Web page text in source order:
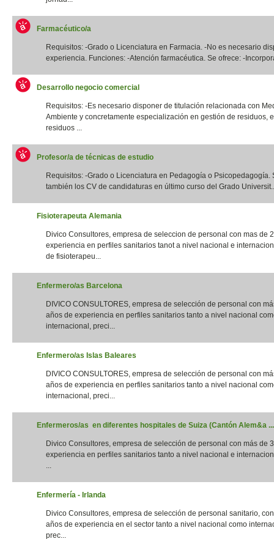
Farmacéutico/a
Requisitos: -Grado o Licenciatura en Farmacia. -No es necesario
experiencia. Funciones: -Atención farmacéutica. Se ofrece: -
Desarrollo negocio comercial
Requisitos: -Es necesario disponer de titulación relacionada con
Ambiente y concretamente especialización en gestión de residuos,
residuos ...
Profesor/a de técnicas de estudio
Requisitos: -Grado o Licenciatura en Pedagogía o Psicopedagogía.
también los CV de candidaturas en último curso del Grado
Fisioterapeuta Alemania
Divico Consultores, empresa de seleccion de personal con mas de
experiencia en perfiles sanitarios tanot a nivel nacional e
de fisioterapeu...
Enfermero/as Barcelona
DIVICO CONSULTORES, empresa de selección de personal con
años de experiencia en perfiles sanitarios tanto a nivel nacional
internacional, preci...
Enfermero/as Islas Baleares
DIVICO CONSULTORES, empresa de selección de personal con
años de experiencia en perfiles sanitarios tanto a nivel nacional
internacional, preci...
Enfermeros/as en diferentes hospitales de Suiza (Cantón Alem&a ...
Divico Consultores, empresa de selección de personal con más de
experiencia en perfiles sanitarios tanto a nivel nacional e
...
Enfermería - Irlanda
Divico Consultores, empresa de selección de personal sanitario,
años de experiencia en el sector tanto a nivel nacional como
prec...